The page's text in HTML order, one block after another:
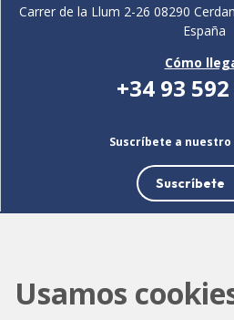
Carrer de la Llum 2-26 08290
España
Cómo
+34 93
Suscríbete a
Suscríbete
LinkedIn
Usamos